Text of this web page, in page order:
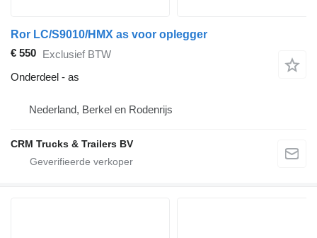
Ror LC/S9010/HMX as voor oplegger
€ 550 Exclusief BTW
Onderdeel - as
Nederland, Berkel en Rodenrijs
CRM Trucks & Trailers BV